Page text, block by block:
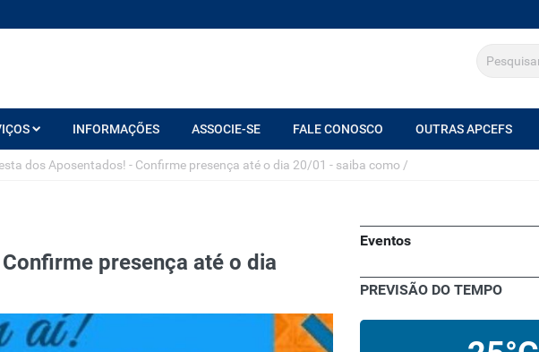
INFORMAÇÕES ASSOCIE-SE FALE CONOSCO OUTRAS APCEFS
dos Aposentados! - Confirme presença até o dia 20/01 - saiba como /
presença até o dia
Eventos
PREVISÃO DO TEMPO